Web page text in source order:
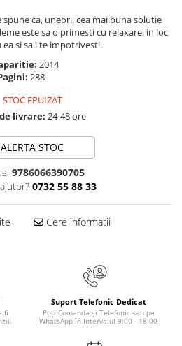
ca, uneori, cea mai buna solutie
este sa o primesti cu relaxare, in loc
ea si sa i te impotrivesti.
2014
288
STOC EPUIZAT
livrare: 24-48 ore
ALERTA STOC
9786066390705
0732 55 88 33
Cere informatii
fi
Suport Telefonic Dedicat
Poți Comanda și Telefonic sau pe
WhatsApp în Intervalul 9:00 - 18:00